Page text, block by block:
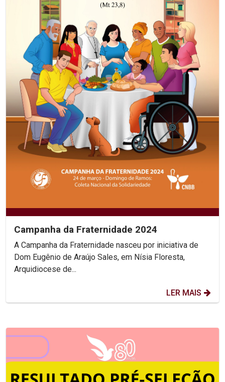
Campanha da Fraternidade 2024
A Campanha da Fraternidade nasceu por iniciativa de
Dom Eugênio de Araújo Sales, em Nísia Floresta,
Arquidiocese de...
LER MAIS